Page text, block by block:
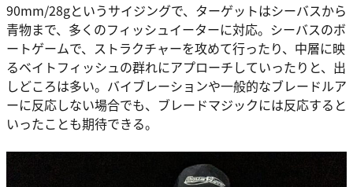
90mm/28gというサイジングで、ターゲットはシーバスから
青物まで、多くのフィッシュイーターに対応。シーバスのボ
ートゲームで、ストラクチャーを攻めて行ったり、中層に映
るベイトフィッシュの群れにアプローチしていったりと、出
しどころは多い。バイブレーションや一般的なブレードルア
ーに反応しない場合でも、ブレードマジックには反応すると
いったことも期待できる。